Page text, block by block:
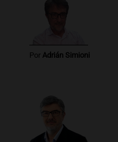
Por Adrián Simioni